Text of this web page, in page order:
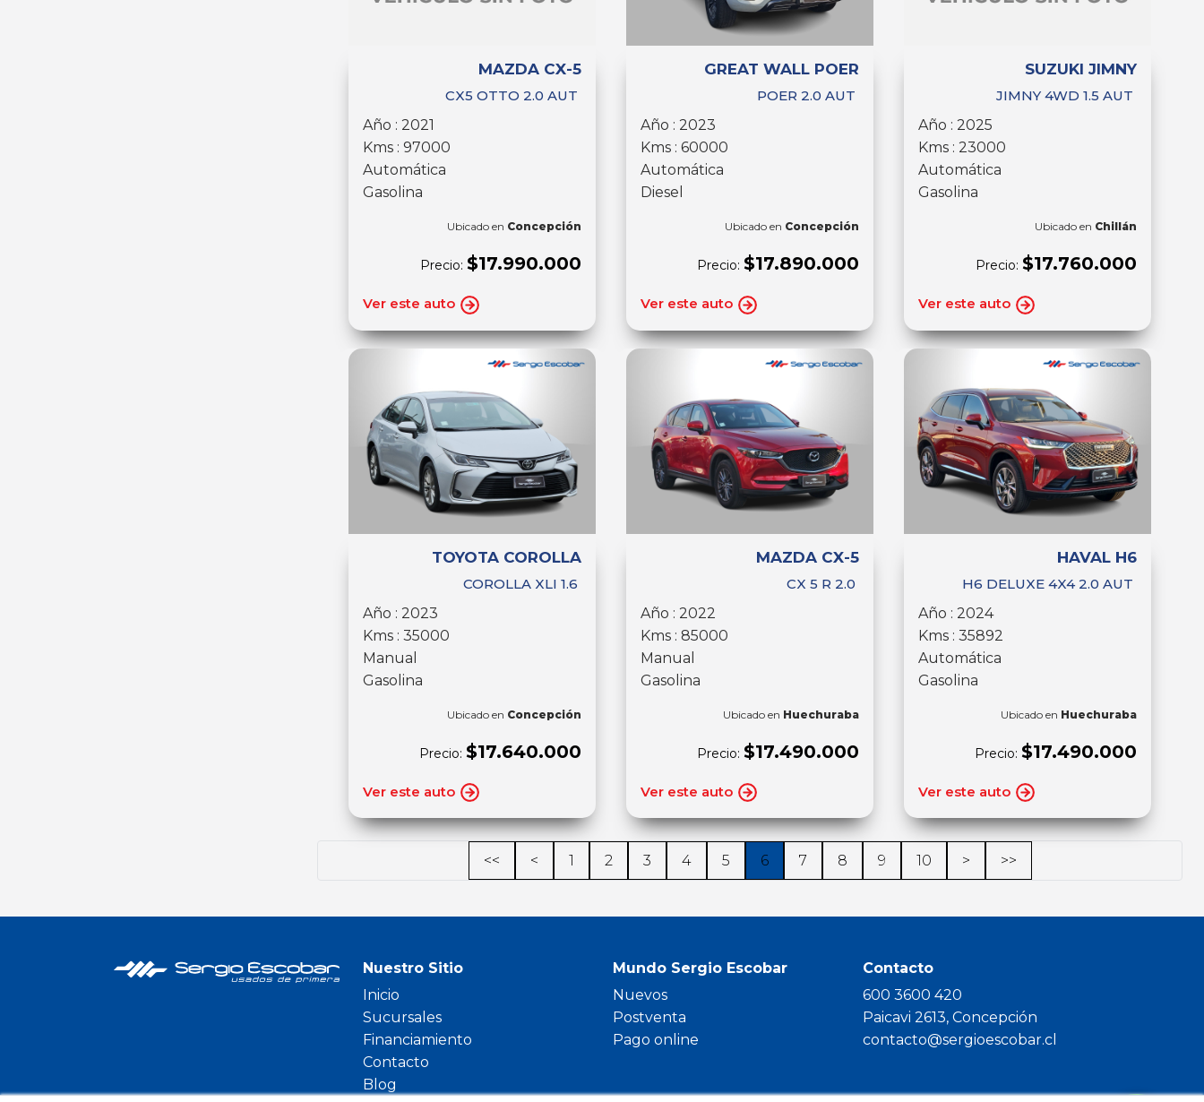
MAZDA CX-5
CX5 OTTO 2.0 AUT
Año : 2021
Kms : 97000
Automática
Gasolina
Ubicado en Concepción
Precio: $17.990.000
Ver este auto
GREAT WALL POER
POER 2.0 AUT
Año : 2023
Kms : 60000
Automática
Diesel
Ubicado en Concepción
Precio: $17.890.000
Ver este auto
SUZUKI JIMNY
JIMNY 4WD 1.5 AUT
Año : 2025
Kms : 23000
Automática
Gasolina
Ubicado en Chillán
Precio: $17.760.000
Ver este auto
TOYOTA COROLLA
COROLLA XLI 1.6
Año : 2023
Kms : 35000
Manual
Gasolina
Ubicado en Concepción
Precio: $17.640.000
Ver este auto
MAZDA CX-5
CX 5 R 2.0
Año : 2022
Kms : 85000
Manual
Gasolina
Ubicado en Huechuraba
Precio: $17.490.000
Ver este auto
HAVAL H6
H6 DELUXE 4X4 2.0 AUT
Año : 2024
Kms : 35892
Automática
Gasolina
Ubicado en Huechuraba
Precio: $17.490.000
Ver este auto
<< < 1 2 3 4 5 6 7 8 9 10 > >>
Nuestro Sitio
Inicio
Sucursales
Financiamiento
Contacto
Blog
Mundo Sergio Escobar
Nuevos
Postventa
Pago online
Contacto
600 3600 420
Paicavi 2613, Concepción
contacto@sergioescobar.cl